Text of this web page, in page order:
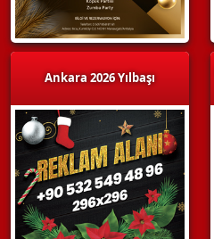
Ankara 2026 Yılbaşı